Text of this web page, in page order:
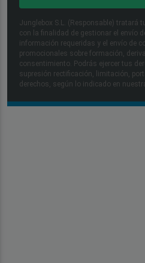
Junglebox S.L. (Responsable) tratará
con la finalidad de gestionar el envío
información requeridas y el envío de
promocionales sobre formación,
consentimiento. Podrás ejercer tus
supresión rectificación, limitación,
derechos, según lo indicado en